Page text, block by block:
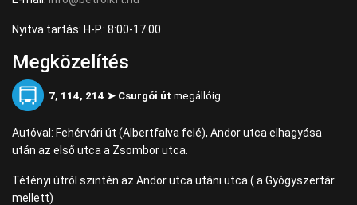
Nyitva tartás: H-P.: 8:00-17:00
Megközelítés
7, 114, 214 ➤ Csurgói út megállóig
Autóval: Fehérvári út (Albertfalva felé), Andor utca elhagyása
után az első utca a Zsombor utca.
Tétényi útról szintén az Andor utca utáni utca ( a Gyógyszertár
mellett)